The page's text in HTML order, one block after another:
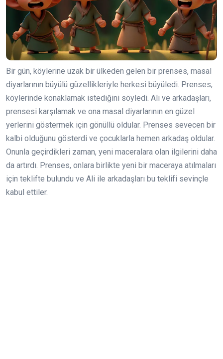
Bir gün, köylerine uzak bir ülkeden gelen bir prenses, masal
diyarlarının büyülü güzellikleriyle herkesi büyüledi. Prenses,
köylerinde konaklamak istediğini söyledi. Ali ve arkadaşları,
prensesi karşılamak ve ona masal diyarlarının en güzel
yerlerini göstermek için gönüllü oldular. Prenses sevecen bir
kalbi olduğunu gösterdi ve çocuklarla hemen arkadaş oldular.
Onunla geçirdikleri zaman, yeni maceralara olan ilgilerini daha
da artırdı. Prenses, onlara birlikte yeni bir maceraya atılmaları
için teklifte bulundu ve Ali ile arkadaşları bu teklifi sevinçle
kabul ettiler.